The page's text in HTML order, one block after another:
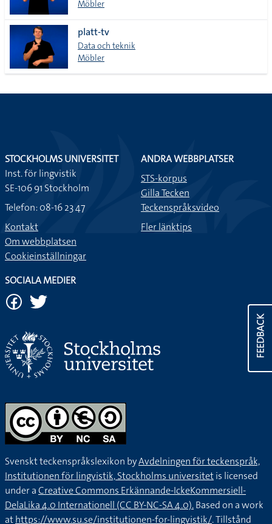
Möbler
platt-tv
Data och teknik
Möbler
FEEDBACK
STOCKHOLMS UNIVERSITET
Inst. för lingvistik
SE-106 91 Stockholm
Telefon: 08-16 23 47
Kontakt
Om webbplatsen
Cookieinställningar
ANDRA WEBBPLATSER
STS-korpus
Gilla Tecken
Teckenspråksvideo
Fler länktips
SOCIALA MEDIER
Svenskt teckenspråkslexikon byAvdelningen för teckenspråk,
Institutionen för lingvistik, Stockholms universitetis licensed
under aCreative Commons Erkännande-IckeKommersiell-
DelaLika 4.0 Internationell (CC BY-NC-SA 4.0).Based on a work
athttps://www.su.se/institutionen-for-lingvistik/. Tillstånd